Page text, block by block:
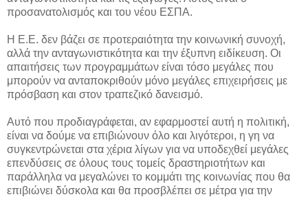
προσανατολισμός και του νέου ΕΣΠΑ.
Η Ε.Ε. δεν βάζει σε προτεραιότητα την κοινωνική συνοχή,
αλλά την ανταγωνιστικότητα και την έξυπνη ειδίκευση. Οι
απαιτήσεις των προγραμμάτων είναι τόσο μεγάλες που
μπορούν να ανταποκριθούν μόνο μεγάλες επιχειρήσεις με
πρόσβαση και στον τραπεζικό δανεισμό.
Αυτό που προδιαγράφεται, αν εφαρμοστεί αυτή η πολιτική,
είναι να δούμε να επιβιώνουν όλο και λιγότεροι, η γη να
συγκεντρώνεται στα χέρια λίγων για να υποδεχθεί μεγάλες
επενδύσεις σε όλους τους τομείς δραστηριοτήτων και
παράλληλα να μεγαλώνει το κομμάτι της κοινωνίας που θα
επιβιώνει δύσκολα και θα προσβλέπει σε μέτρα για την